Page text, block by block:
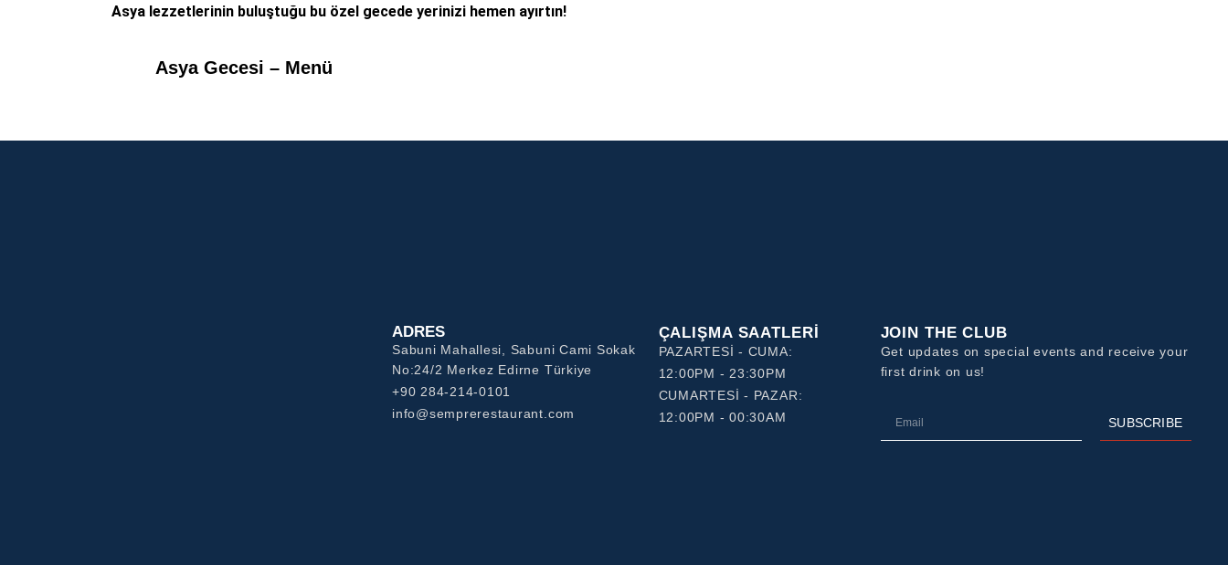
Asya lezzetlerinin buluştuğu bu özel gecede yerinizi hemen ayırtın!
Asya Gecesi – Menü
ADRES
Sabuni Mahallesi, Sabuni Cami Sokak
No:24/2 Merkez Edirne Türkiye
+90 284-214-0101
info@semprerestaurant.com
ÇALIŞMA SAATLERI
PAZARTESİ - CUMA:
12:00PM - 23:30PM
CUMARTESİ - PAZAR:
12:00PM - 00:30AM
JOIN THE CLUB
Get updates on special events and receive your
first drink on us!
SUBSCRIBE